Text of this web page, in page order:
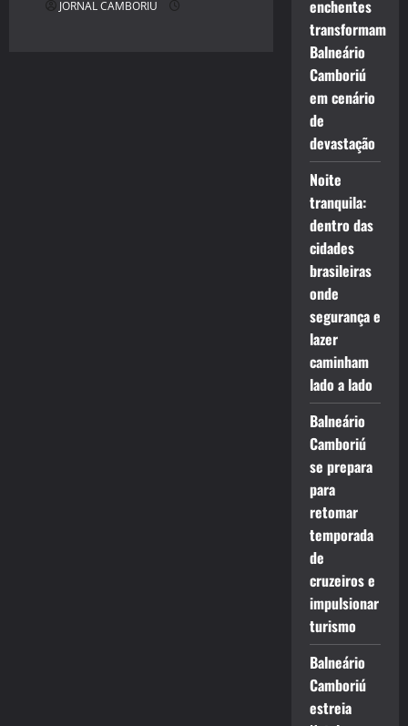
JORNAL CAMBORIU
enchentes
transformam
Balneário
Camboriú
em cenário
de
devastação
Noite
tranquila:
dentro das
cidades
brasileiras
onde
segurança e
lazer
caminham
lado a lado
Balneário
Camboriú
se prepara
para
retomar
temporada
de
cruzeiros e
impulsionar
turismo
Balneário
Camboriú
estreia